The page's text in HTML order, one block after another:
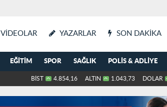
VIDEOLAR YAZARLAR SON DAKIKA
EĞITIM SPOR SAĞLIK POLIS & ADLIYE
BİST 4.854,16 ALTIN 1.043,73 DOLAR